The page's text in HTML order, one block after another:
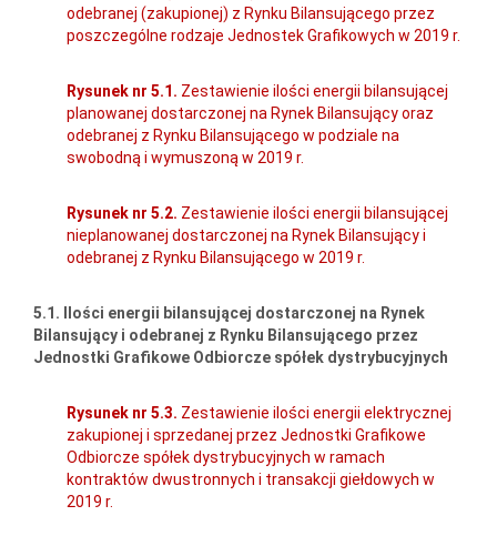
odebranej (zakupionej) z Rynku Bilansującego przez
poszczególne rodzaje Jednostek Grafikowych w 2019 r.
Rysunek nr 5.1. Zestawienie ilości energii bilansującej
planowanej dostarczonej na Rynek Bilansujący oraz
odebranej z Rynku Bilansującego w podziale na
swobodną i wymuszoną w 2019 r.
Rysunek nr 5.2. Zestawienie ilości energii bilansującej
nieplanowanej dostarczonej na Rynek Bilansujący i
odebranej z Rynku Bilansującego w 2019 r.
5.1. Ilości energii bilansującej dostarczonej na Rynek
Bilansujący i odebranej z Rynku Bilansującego przez
Jednostki Grafikowe Odbiorcze spółek dystrybucyjnych
Rysunek nr 5.3. Zestawienie ilości energii elektrycznej
zakupionej i sprzedanej przez Jednostki Grafikowe
Odbiorcze spółek dystrybucyjnych w ramach
kontraktów dwustronnych i transakcji giełdowych w
2019 r.